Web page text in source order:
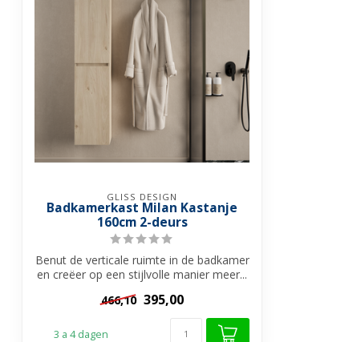
GLISS DESIGN
Badkamerkast Milan Kastanje
160cm 2-deurs
Benut de verticale ruimte in de badkamer
en creëer op een stijlvolle manier meer...
466,10 395,00
3 a 4 dagen